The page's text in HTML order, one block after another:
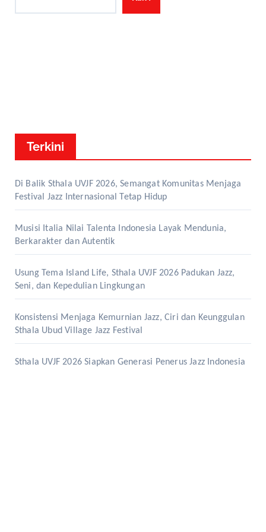
Terkini
Di Balik Sthala UVJF 2026, Semangat Komunitas Menjaga
Festival Jazz Internasional Tetap Hidup
Musisi Italia Nilai Talenta Indonesia Layak Mendunia,
Berkarakter dan Autentik
Usung Tema Island Life, Sthala UVJF 2026 Padukan Jazz,
Seni, dan Kepedulian Lingkungan
Konsistensi Menjaga Kemurnian Jazz, Ciri dan Keunggulan
Sthala Ubud Village Jazz Festival
Sthala UVJF 2026 Siapkan Generasi Penerus Jazz Indonesia